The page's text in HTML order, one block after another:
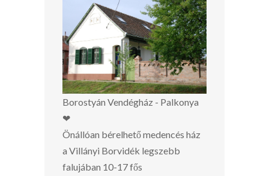
Borostyán Vendégház - Palkonya
❤
Önállóan bérelhető medencés ház
a Villányi Borvidék legszebb
falujában 10-17 fős